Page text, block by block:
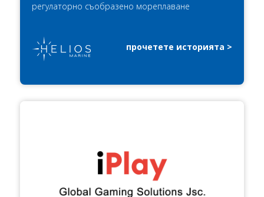
регулаторно съобразено мореплаване
прочетете историята